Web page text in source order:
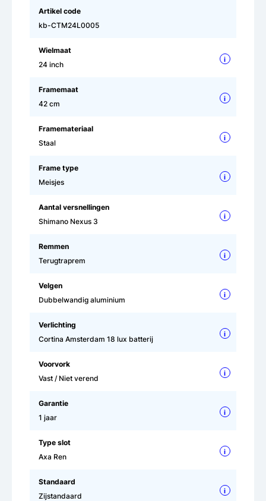
Artikel code
kb-CTM24L0005
Wielmaat
24 inch
i
Framemaat
42 cm
i
Framemateriaal
Staal
i
Frame type
Meisjes
i
Aantal versnellingen
Shimano Nexus 3
i
Remmen
Terugtraprem
i
Velgen
Dubbelwandig aluminium
i
Verlichting
Cortina Amsterdam 18 lux batterij
i
Voorvork
Vast / Niet verend
i
Garantie
1 jaar
i
Type slot
Axa Ren
i
Standaard
Zijstandaard
i